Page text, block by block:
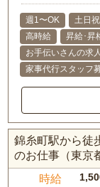
週1〜OK 土日
高時給
昇給･昇
お手伝いさんの求人
家事代行スタッフ
錦糸町駅から徒
のお仕事（東京
時給